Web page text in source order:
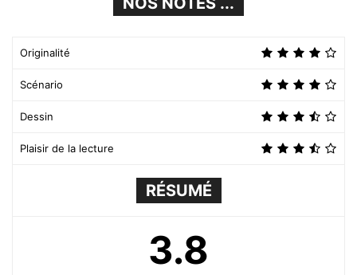
Originalité
Scénario
Dessin
Plaisir de la lecture
RÉSUMÉ
3.8